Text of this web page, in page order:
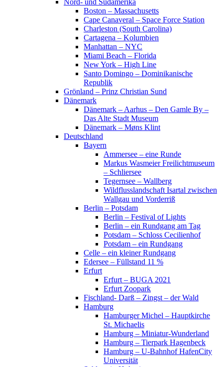
Nord- und Südamerika
Boston – Massachusetts
Cape Canaveral – Space Force Station
Charleston (South Carolina)
Cartagena – Kolumbien
Manhattan – NYC
Miami Beach – Florida
New York – High Line
Santo Domingo – Dominikanische
Republik
Grönland – Prinz Christian Sund
Dänemark
Dänemark – Aarhus – Den Gamle By –
Das Alte Stadt Museum
Dänemark – Møns Klint
Deutschland
Bayern
Ammersee – eine Runde
Markus Wasmeier Freilichtmuseum
– Schliersee
Tegernsee – Wallberg
Wildflusslandschaft Isartal zwischen
Wallgau und Vorderriß
Berlin – Potsdam
Berlin – Festival of Lights
Berlin – ein Rundgang am Tag
Potsdam – Schloss Cecilienhof
Potsdam – ein Rundgang
Celle – ein kleiner Rundgang
Edersee – Füllstand 11 %
Erfurt
Erfurt – BUGA 2021
Erfurt Zoopark
Fischland- Darß – Zingst – der Wald
Hamburg
Hamburger Michel – Hauptkirche
St. Michaelis
Hamburg – Miniatur-Wunderland
Hamburg – Tierpark Hagenbeck
Hamburg – U-Bahnhof HafenCity
Universität